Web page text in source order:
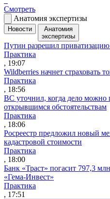
Смотреть
Анатомия экспертизы
Новости
Анатомия
экспертизы
Путин разрешил
Практика
, 19:07
Wildberries начнет страховать
Практика
, 18:56
ВС уточнил, когда дело можно
открывшимся обстоятельствам
Практика
, 18:06
Росреестр предложил новый
кадастровой стоимости
Практика
, 18:00
Банк «Траст» погасит 797,3
«Гема-Инвест»
Практика
, 17:51